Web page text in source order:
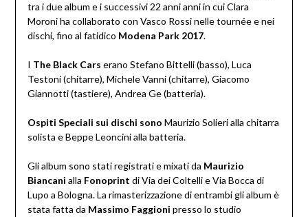
tra i due album e i successivi 22 anni anni in cui Clara
Moroni ha collaborato con Vasco Rossi nelle tournée e nei
dischi, fino al fatidico Modena Park 2017.
I The Black Cars erano Stefano Bittelli (basso), Luca
Testoni (chitarre), Michele Vanni (chitarre), Giacomo
Giannotti (tastiere), Andrea Ge (batteria).
Ospiti Speciali sui dischi sono Maurizio Solieri alla chitarra
solista e Beppe Leoncini alla batteria.
Gli album sono stati registrati e mixati da Maurizio
Biancani alla Fonoprint di Via dei Coltelli e Via Bocca di
Lupo a Bologna. La rimasterizzazione di entrambi gli album è
stata fatta da Massimo Faggioni presso lo studio